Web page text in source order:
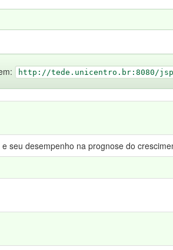
http://tede.unicentro.br:8080/
seu desempenho na prognose do